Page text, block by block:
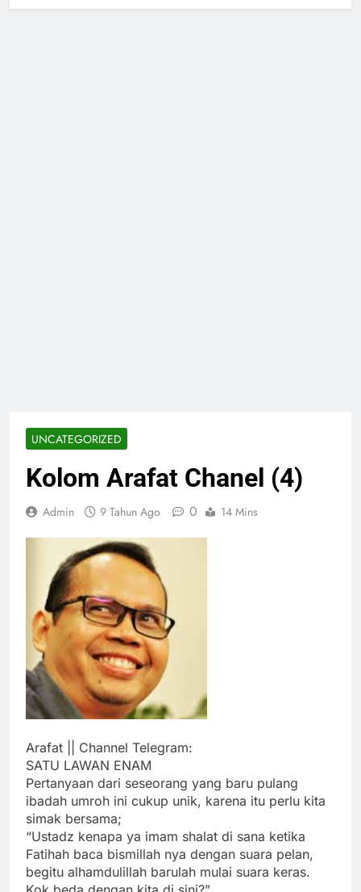
UNCATEGORIZED
Kolom Arafat Chanel (4)
Admin 9 Tahun Ago 0 14 Mins
Arafat || Channel Telegram:
SATU LAWAN ENAM
Pertanyaan dari seseorang yang baru pulang
ibadah umroh ini cukup unik, karena itu perlu kita
simak bersama;
“Ustadz kenapa ya imam shalat di sana ketika
Fatihah baca bismillah nya dengan suara pelan,
begitu alhamdulillah barulah mulai suara keras.